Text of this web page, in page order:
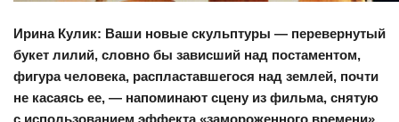
Ирина Кулик: Ваши новые скульптуры — перевернутый
букет лилий, словно бы зависший над постаментом,
фигура человека, распластавшегося над землей, почти
не касаясь ее, — напоминают сцену из фильма, снятую
с использованием эффекта «замороженного времени».